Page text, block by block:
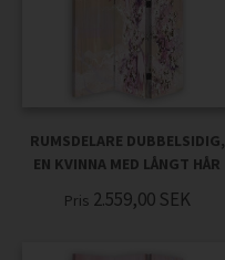
RUMSDELARE DUBBELSIDIG,
EN KVINNA MED LÅNGT HÅR
Pris 2.559,00 SEK